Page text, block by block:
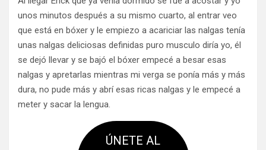
unos minutos después a su mismo cuarto, al entrar veo
que está en bóxer y le empiezo a acariciar las nalgas tenía
unas nalgas deliciosas definidas puro musculo diría yo, él
se dejó llevar y se bajó el bóxer empecé a besar esas
nalgas y apretarlas mientras mi verga se ponía más y más
dura, no pude más y abrí esas ricas nalgas y le empecé a
meter y sacar la lengua.
ÚNETE AL